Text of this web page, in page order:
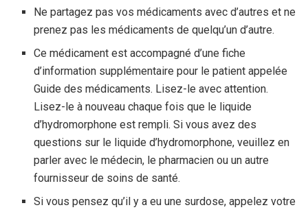
Ne partagez pas vos médicaments avec d’autres et ne
prenez pas les médicaments de quelqu’un d’autre.
Ce médicament est accompagné d’une fiche
d’information supplémentaire pour le patient appelée
Guide des médicaments. Lisez-le avec attention.
Lisez-le à nouveau chaque fois que le liquide
d’hydromorphone est rempli. Si vous avez des
questions sur le liquide d’hydromorphone, veuillez en
parler avec le médecin, le pharmacien ou un autre
fournisseur de soins de santé.
Si vous pensez qu’il y a eu une surdose, appelez votre